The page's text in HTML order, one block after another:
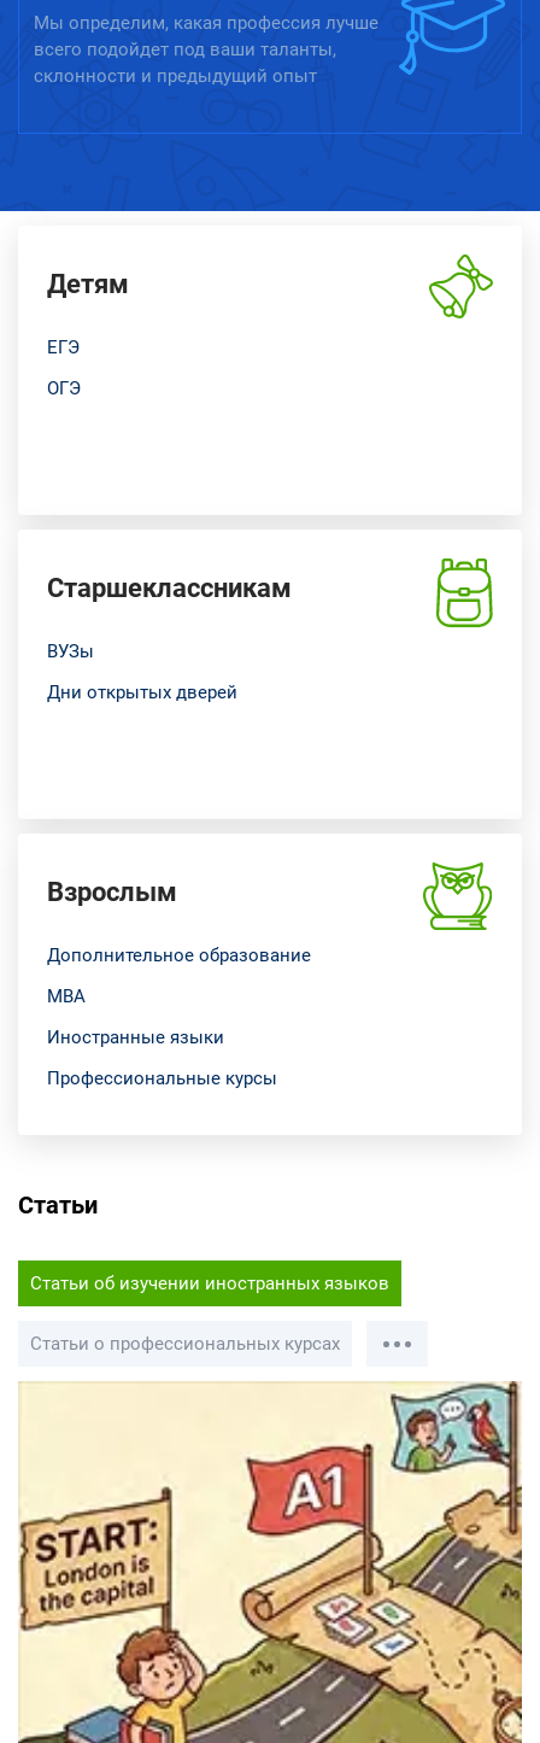
Мы определим, какая профессия лучше
всего подойдет под ваши таланты,
склонности и предыдущий опыт
Детям
ЕГЭ
ОГЭ
Старшеклассникам
ВУЗы
Дни открытых дверей
Взрослым
Дополнительное образование
МВА
Иностранные языки
Профессиональные курсы
Статьи
Статьи об изучении иностранных языков
Статьи о профессиональных курсах